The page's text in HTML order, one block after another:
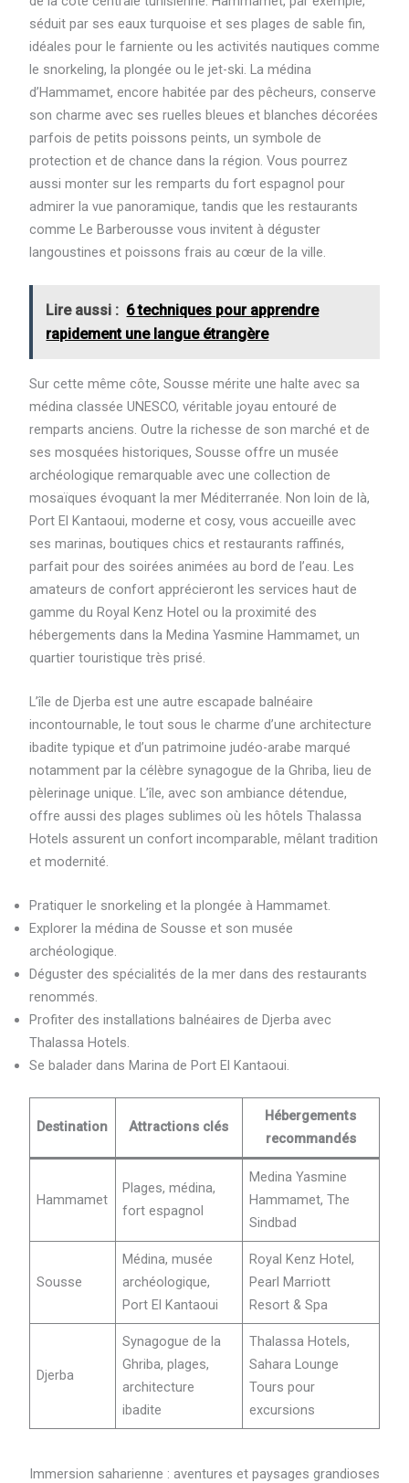
séduit par ses eaux turquoise et ses plages de sable fin,
idéales pour le farniente ou les activités nautiques comme
le snorkeling, la plongée ou le jet-ski. La médina
d’Hammamet, encore habitée par des pêcheurs, conserve
son charme avec ses ruelles bleues et blanches décorées
parfois de petits poissons peints, un symbole de
protection et de chance dans la région. Vous pourrez
aussi monter sur les remparts du fort espagnol pour
admirer la vue panoramique, tandis que les restaurants
comme Le Barberousse vous invitent à déguster
langoustines et poissons frais au cœur de la ville.
Lire aussi : 6 techniques pour apprendre
rapidement une langue étrangère
Sur cette même côte, Sousse mérite une halte avec sa
médina classée UNESCO, véritable joyau entouré de
remparts anciens. Outre la richesse de son marché et de
ses mosquées historiques, Sousse offre un musée
archéologique remarquable avec une collection de
mosaïques évoquant la mer Méditerranée. Non loin de là,
Port El Kantaoui, moderne et cosy, vous accueille avec
ses marinas, boutiques chics et restaurants raffinés,
parfait pour des soirées animées au bord de l’eau. Les
amateurs de confort apprécieront les services haut de
gamme du Royal Kenz Hotel ou la proximité des
hébergements dans la Medina Yasmine Hammamet, un
quartier touristique très prisé.
L’île de Djerba est une autre escapade balnéaire
incontournable, le tout sous le charme d’une architecture
ibadite typique et d’un patrimoine judéo-arabe marqué
notamment par la célèbre synagogue de la Ghriba, lieu de
pèlerinage unique. L’île, avec son ambiance détendue,
offre aussi des plages sublimes où les hôtels Thalassa
Hotels assurent un confort incomparable, mêlant tradition
et modernité.
Pratiquer le snorkeling et la plongée à Hammamet.
Explorer la médina de Sousse et son musée
archéologique.
Déguster des spécialités de la mer dans des restaurants
renommés.
Profiter des installations balnéaires de Djerba avec
Thalassa Hotels.
Se balader dans Marina de Port El Kantaoui.
Destination Attractions clés
Hébergements
recommandés
Hammamet
Plages, médina,
fort espagnol
Medina Yasmine
Hammamet, The
Sindbad
Sousse
Médina, musée
archéologique,
Port El Kantaoui
Royal Kenz Hotel,
Pearl Marriott
Resort & Spa
Djerba
Synagogue de la
Ghriba, plages,
architecture
ibadite
Thalassa Hotels,
Sahara Lounge
Tours pour
excursions
Immersion saharienne : aventures et paysages grandioses